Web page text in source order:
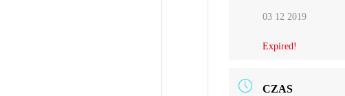
03 12 2019
Expired!
CZAS